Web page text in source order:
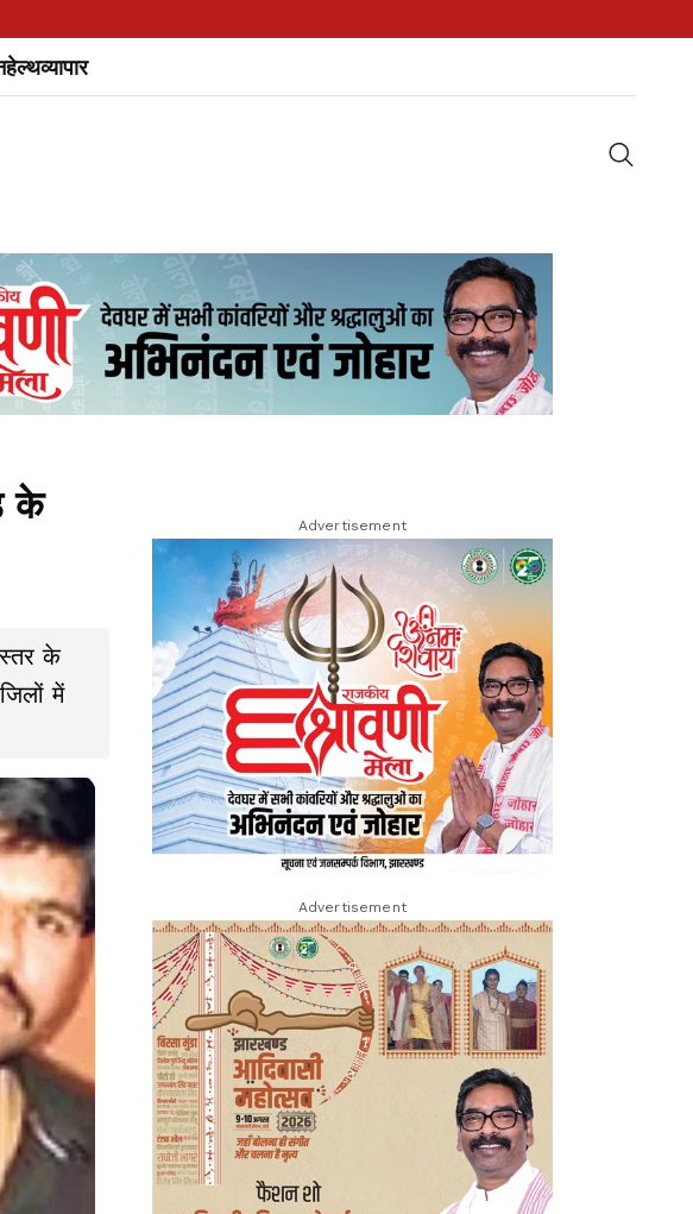
हेल्थव्यापार
के
के
में
Advertisement
Advertisement